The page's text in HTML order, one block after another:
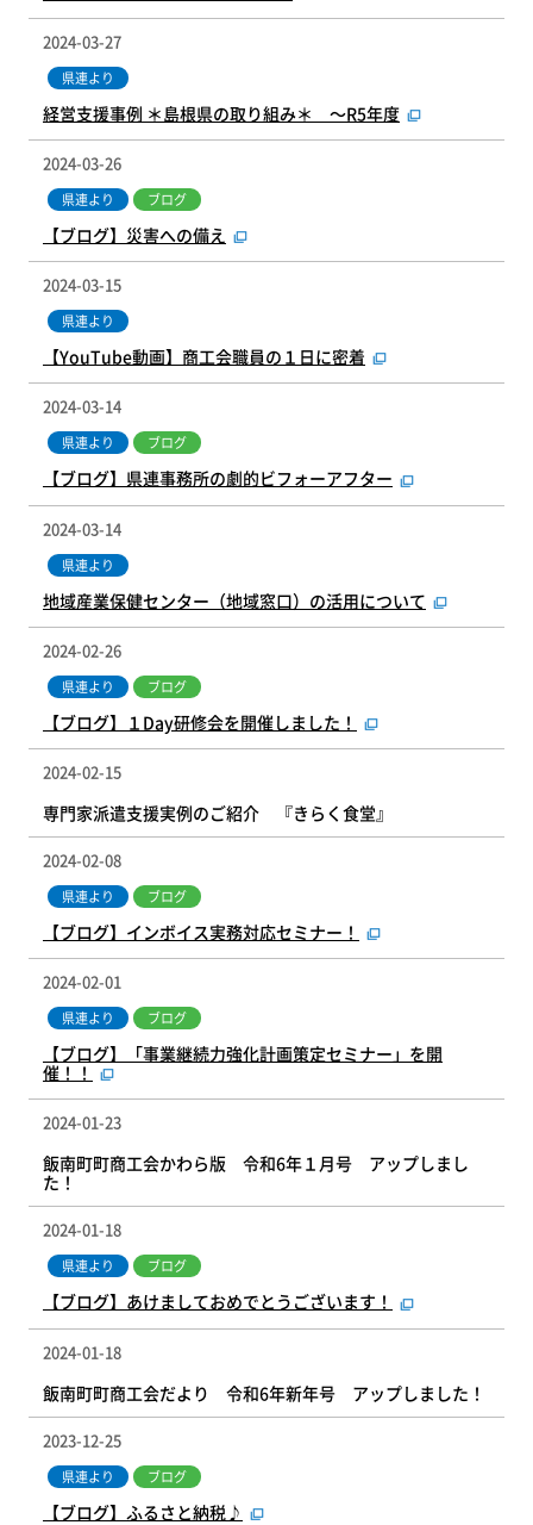
2024-03-27
県連より
経営支援事例 ＊島根県の取り組み＊ ～R5年度
2024-03-26
県連より ブログ
【ブログ】災害への備え
2024-03-15
県連より
【YouTube動画】商工会職員の１日に密着
2024-03-14
県連より ブログ
【ブログ】県連事務所の劇的ビフォーアフター
2024-03-14
県連より
地域産業保健センター（地域窓口）の活用について
2024-02-26
県連より ブログ
【ブログ】１Day研修会を開催しました！
2024-02-15
専門家派遣支援実例のご紹介 『きらく食堂』
2024-02-08
県連より ブログ
【ブログ】インボイス実務対応セミナー！
2024-02-01
県連より ブログ
【ブログ】「事業継続力強化計画策定セミナー」を開
催！！
2024-01-23
飯南町町商工会かわら版 令和6年１月号 アップしまし
た！
2024-01-18
県連より ブログ
【ブログ】あけましておめでとうございます！
2024-01-18
飯南町町商工会だより 令和6年新年号 アップしました！
2023-12-25
県連より ブログ
【ブログ】ふるさと納税♪